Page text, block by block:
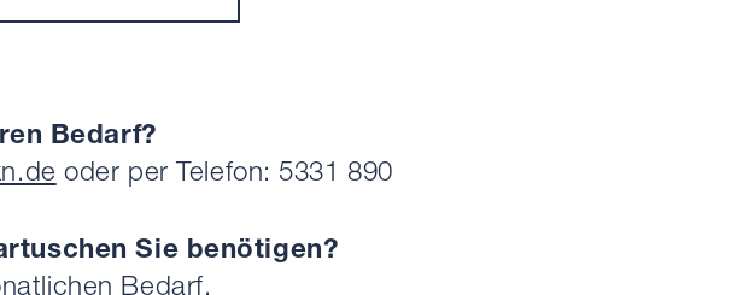
Bedarf?
oder perTelefon: 5331 890
Sie benötigen?
Bedarf.